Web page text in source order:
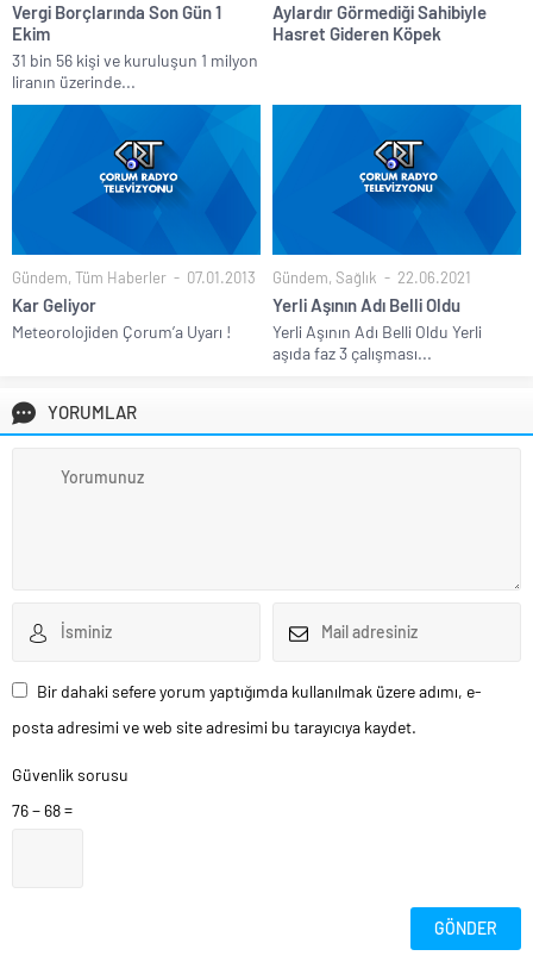
Vergi Borçlarında Son Gün 1
Ekim
31 bin 56 kişi ve kuruluşun 1 milyon
liranın üzerinde...
Aylardır Görmediği Sahibiyle
Hasret Gideren Köpek
Gündem, Tüm Haberler 07.01.2013
Kar Geliyor
Meteorolojiden Çorum’a Uyarı !
Gündem, Sağlık 22.06.2021
Yerli Aşının Adı Belli Oldu
Yerli Aşının Adı Belli Oldu Yerli
aşıda faz 3 çalışması...
YORUMLAR
Bir dahaki sefere yorum yaptığımda kullanılmak üzere adımı, e-
posta adresimi ve web site adresimi bu tarayıcıya kaydet.
Güvenlik sorusu
76 − 68 =